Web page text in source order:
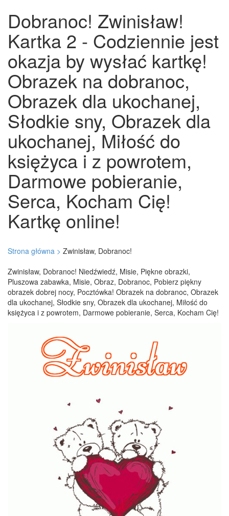
Dobranoc! Zwinisław!
Kartka 2 - Codziennie jest
okazja by wysłać kartkę!
Obrazek na dobranoc,
Obrazek dla ukochanej,
Słodkie sny, Obrazek dla
ukochanej, Miłość do
księżyca i z powrotem,
Darmowe pobieranie,
Serca, Kocham Cię!
Kartkę online!
Strona główna > Zwinisław, Dobranoc!
Zwinisław, Dobranoc! Niedźwiedź, Misie, Piękne obrazki,
Pluszowa zabawka, Misie, Obraz, Dobranoc, Pobierz piękny
obrazek dobrej nocy, Pocztówka! Obrazek na dobranoc, Obrazek
dla ukochanej, Słodkie sny, Obrazek dla ukochanej, Miłość do
księżyca i z powrotem, Darmowe pobieranie, Serca, Kocham Cię!